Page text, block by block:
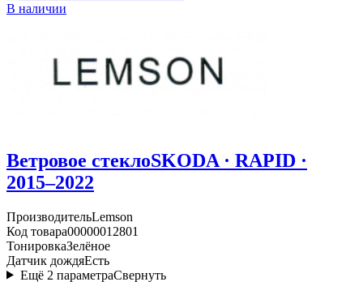
В наличии
Ветровое стеклоSKODA · RAPID ·
2015–2022
ПроизводительLemson
Код товара00000012801
ТонировкаЗелёное
Датчик дождяЕсть
Ещё 2 параметраСвернуть